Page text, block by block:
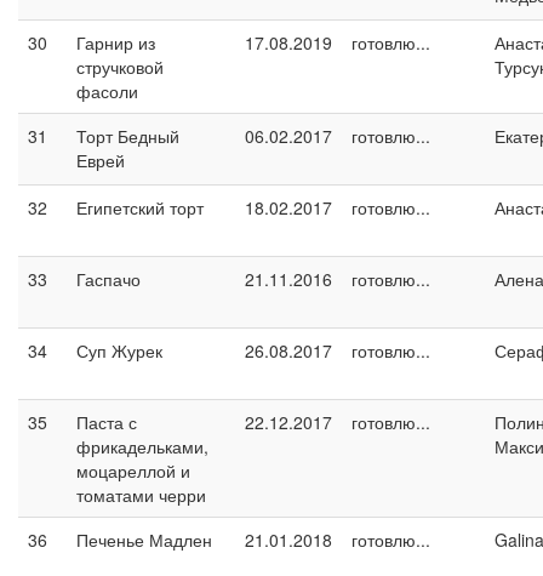
30
Гарнир из
стручковой
фасоли
17.08.2019 готовлю...
31
Торт Бедный
Еврей
06.02.2017 готовлю...
32 Египетский торт 18.02.2017 готовлю...
33 Гаспачо 21.11.2016 готовлю... Алена
34 Суп Журек 26.08.2017 готовлю...
35
Паста с
фрикадельками,
моцареллой и
томатами черри
22.12.2017 готовлю...
36 Печенье Мадлен 21.01.2018 готовлю...